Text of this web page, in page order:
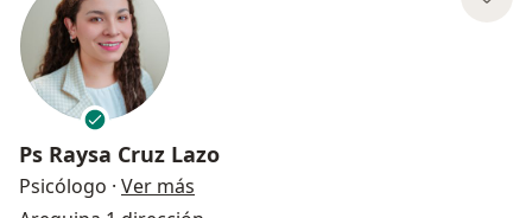
Ps Raysa Cruz Lazo
Psicólogo · Ver más